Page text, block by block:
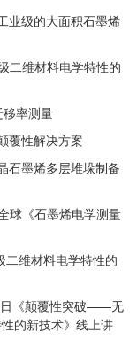
业级的大面积石墨烯
二维材料电学特性的
移率测量
覆性解决方案
石墨烯多层堆垛制备
球《石墨烯电学测量
维材料电学特性的
日《颠覆性突破——无
的新技术》线上讲